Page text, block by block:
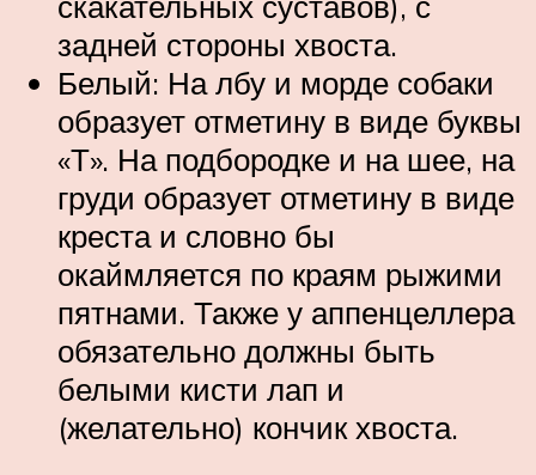
задней стороны хвоста.
Белый: На лбу и морде собаки
образует отметину в виде буквы
«Т». На подбородке и на шее, на
груди образует отметину в виде
креста и словно бы
окаймляется по краям рыжими
пятнами. Также у аппенцеллера
обязательно должны быть
белыми кисти лап и
(желательно) кончик хвоста.